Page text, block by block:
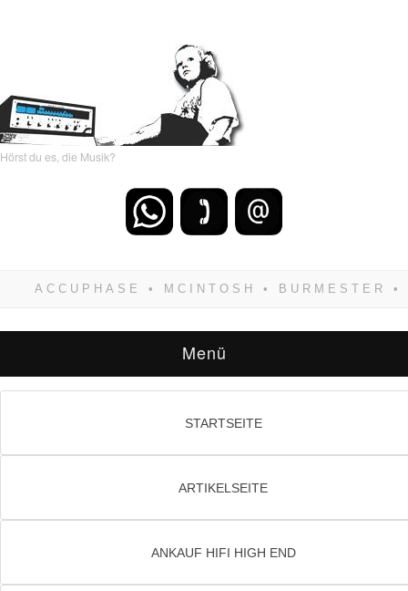
Hörst du es, die Musik?
zwangsläufig siegen! Und noch was: Hifi
Menü
STARTSEITE
ARTIKELSEITE
ANKAUF HIFI HIGH END